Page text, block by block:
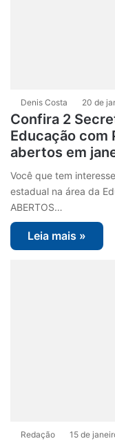
Denis Costa 20 de
Confira 2
Educação com
abertos em
Você que tem
estadual na área da
ABERTOS…
Leia mais »
Redação 15 de